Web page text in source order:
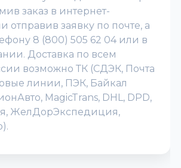
заказ в интернет-
отправив заявку по почте, а
8 (800) 505 62 04 или в
Доставка по всем
возможно ТК (СДЭК, Почта
линии, ПЭК, Байкал
MagicTrans, DHL, DPD,
ЖелДорЭкспедиция,